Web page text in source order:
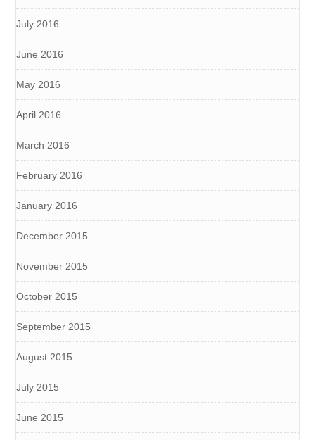
July 2016
June 2016
May 2016
April 2016
March 2016
February 2016
January 2016
December 2015
November 2015
October 2015
September 2015
August 2015
July 2015
June 2015